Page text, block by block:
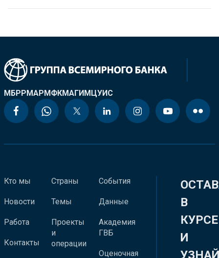
МБРРМАРМФКМАГИМЦУИС
Кто мы
Новости
Работа
Контакты
Страны
Темы
Проекты
и
операции
События
Данные
Академия
ГВБ
Оценочная
В
КУРСЕ
И